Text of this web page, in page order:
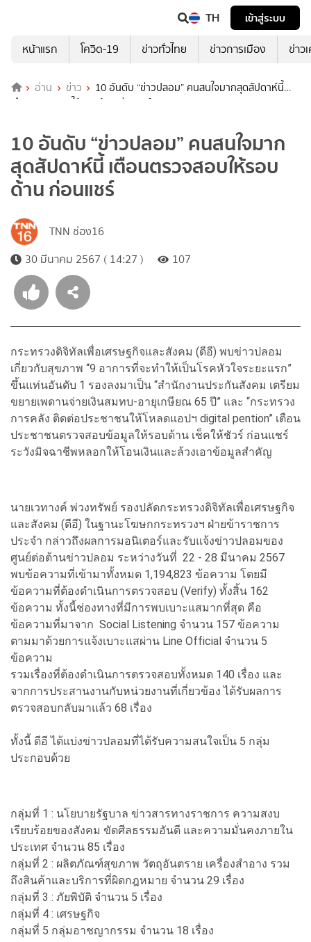
TH
เข้าสู่ระบบ
หน้าแรก
โควิด-19 ข่าวทั่วไทย ข่าวการเมือง ข่าว
อ่าน ข่าว
10 อันดับ “ข่าวปลอม” คนสนใจมากสุดสัปดาห์นี้
เตือนตรวจสอบให้รอบด้าน ก่อนแชร์
10 อันดับ “ข่าวปลอม” คนสนใจมาก
สุดสัปดาห์นี้ เตือนตรวจสอบให้รอบ
ด้าน ก่อนแชร์
TNN ช่อง16
30 มีนาคม 2567 ( 14:27 )
107
กระทรวงดิจิทัลเพื่อเศรษฐกิจและสังคม (ดีอี) พบข่าวปลอม
เกี่ยวกับสุขภาพ “9 อาการที่จะทำให้เป็นโรคหัวใจระยะแรก”
ขึ้นแท่นอันดับ 1 รองลงมาเป็น “สำนักงานประกันสังคม เตรียม
ขยายเพดานจ่ายเงินสมทบ-อายุเกษียณ 65 ปี” และ “กระทรวง
การคลัง ติดต่อประชาชนให้โหลดแอปฯ digital pention” เตือน
ประชาชนตรวจสอบข้อมูลให้รอบด้าน เช็คให้ชัวร์ ก่อนแชร์
ระวังมิจฉาชีพหลอกให้โอนเงินและล้วงเอาข้อมูลสำคัญ
นายเวทางค์ พ่วงทรัพย์ รองปลัดกระทรวงดิจิทัลเพื่อเศรษฐกิจ
และสังคม (ดีอี) ในฐานะโฆษกกระทรวงฯ ฝ่ายข้าราชการ
ประจำ กล่าวถึงผลการมอนิเตอร์และรับแจ้งข่าวปลอมของ
ศูนย์ต่อต้านข่าวปลอม ระหว่างวันที่ 22 - 28 มีนาคม 2567
พบข้อความที่เข้ามาทั้งหมด 1,194,823 ข้อความ โดยมี
ข้อความที่ต้องดำเนินการตรวจสอบ (Verify) ทั้งสิ้น 162
ข้อความ ทั้งนี้ช่องทางที่มีการพบเบาะแสมากที่สุด คือ
ข้อความที่มาจาก Social Listening จำนวน 157 ข้อความ
ตามมาด้วยการแจ้งเบาะแสผ่าน Line Official จำนวน 5
ข้อความ
รวมเรื่องที่ต้องดำเนินการตรวจสอบทั้งหมด 140 เรื่อง และ
จากการประสานงานกับหน่วยงานที่เกี่ยวข้อง ได้รับผลการ
ตรวจสอบกลับมาแล้ว 68 เรื่อง
ทั้งนี้ ดีอี ได้แบ่งข่าวปลอมที่ได้รับความสนใจเป็น 5 กลุ่ม
ประกอบด้วย
กลุ่มที่ 1 : นโยบายรัฐบาล ข่าวสารทางราชการ ความสงบ
เรียบร้อยของสังคม ขัดศีลธรรมอันดี และความมั่นคงภายใน
ประเทศ จำนวน 85 เรื่อง
กลุ่มที่ 2 : ผลิตภัณฑ์สุขภาพ วัตถุอันตราย เครื่องสำอาง รวม
ถึงสินค้าและบริการที่ผิดกฎหมาย จำนวน 29 เรื่อง
กลุ่มที่ 3 : ภัยพิบัติ จำนวน 5 เรื่อง
กลุ่มที่ 4 : เศรษฐกิจ
กลุ่มที่ 5 กลุ่มอาชญากรรม จำนวน 18 เรื่อง